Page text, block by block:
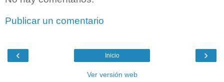
Publicar un comentario
‹ ›
Inicio
Ver versión web